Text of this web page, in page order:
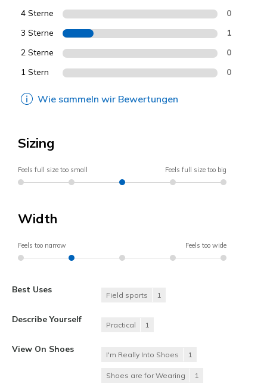
4 Sterne 0
3 Sterne 1
2 Sterne 0
1 Stern 0
Wie sammeln wir Bewertungen
Sizing
Feels full size too small Feels full size too big
Width
Feels too narrow Feels too wide
Best Uses
Field sports 1
Describe Yourself
Practical 1
View On Shoes
I'm Really Into Shoes 1
Shoes are for Wearing 1